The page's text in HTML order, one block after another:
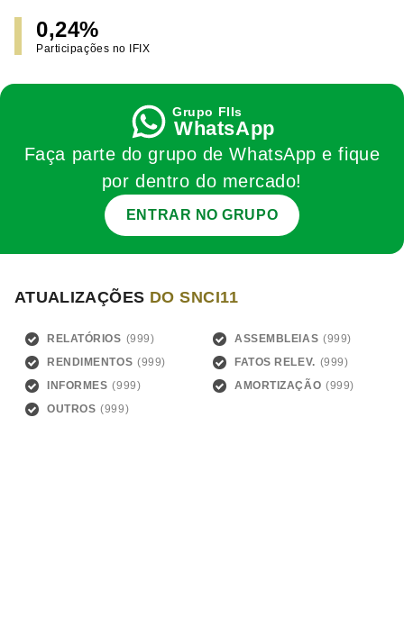
0,24%
Participações no IFIX
WhatsApp
Faça parte do grupo de WhatsApp e fique
por dentro do mercado!
ENTRAR NO GRUPO
ATUALIZAÇÕES DO SNCI11
RELATÓRIOS
ASSEMBLEIAS
RENDIMENTOS
FATOS RELEV.
INFORMES
AMORTIZAÇÃO
OUTROS